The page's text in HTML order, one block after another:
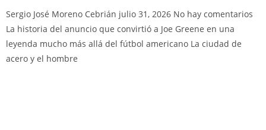
Sergio José Moreno Cebrián julio 31, 2026 No hay comentarios
La historia del anuncio que convirtió a Joe Greene en una
leyenda mucho más allá del fútbol americano La ciudad de
acero y el hombre